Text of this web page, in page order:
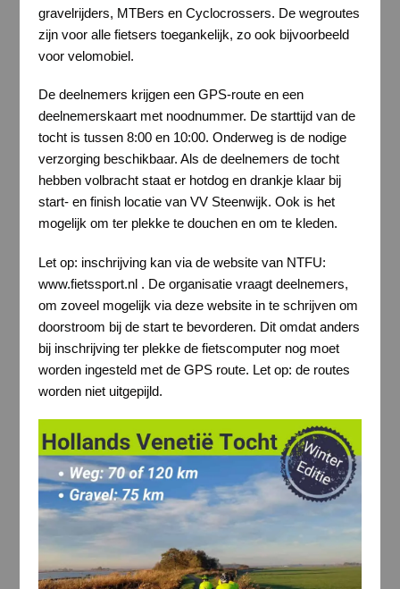
gravelrijders, MTBers en Cyclocrossers. De wegroutes
zijn voor alle fietsers toegankelijk, zo ook bijvoorbeeld
voor velomobiel.
De deelnemers krijgen een GPS-route en een
deelnemerskaart met noodnummer. De starttijd van de
tocht is tussen 8:00 en 10:00. Onderweg is de nodige
verzorging beschikbaar. Als de deelnemers de tocht
hebben volbracht staat er hotdog en drankje klaar bij
start- en finish locatie van VV Steenwijk. Ook is het
mogelijk om ter plekke te douchen en om te kleden.
Let op: inschrijving kan via de website van NTFU:
www.fietssport.nl . De organisatie vraagt deelnemers,
om zoveel mogelijk via deze website in te schrijven om
doorstroom bij de start te bevorderen. Dit omdat anders
bij inschrijving ter plekke de fietscomputer nog moet
worden ingesteld met de GPS route. Let op: de routes
worden niet uitgepijld.